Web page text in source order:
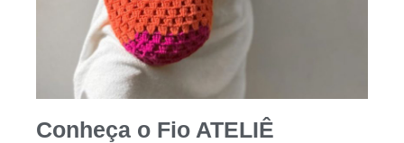
Conheça o Fio ATELIÊ